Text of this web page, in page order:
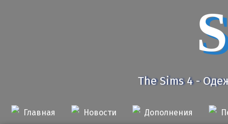
The Sims 4 -
Главная Новости Дополнения